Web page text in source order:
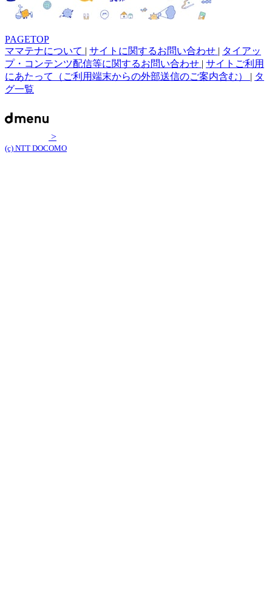
PAGETOP
ママテナについて | サイトに関するお問い合わせ | タイアッ
プ・コンテンツ配信等に関するお問い合わせ | サイトご利用
にあたって（ご利用端末からの外部送信のご案内含む） | タ
グ一覧
>
(c) NTT DOCOMO